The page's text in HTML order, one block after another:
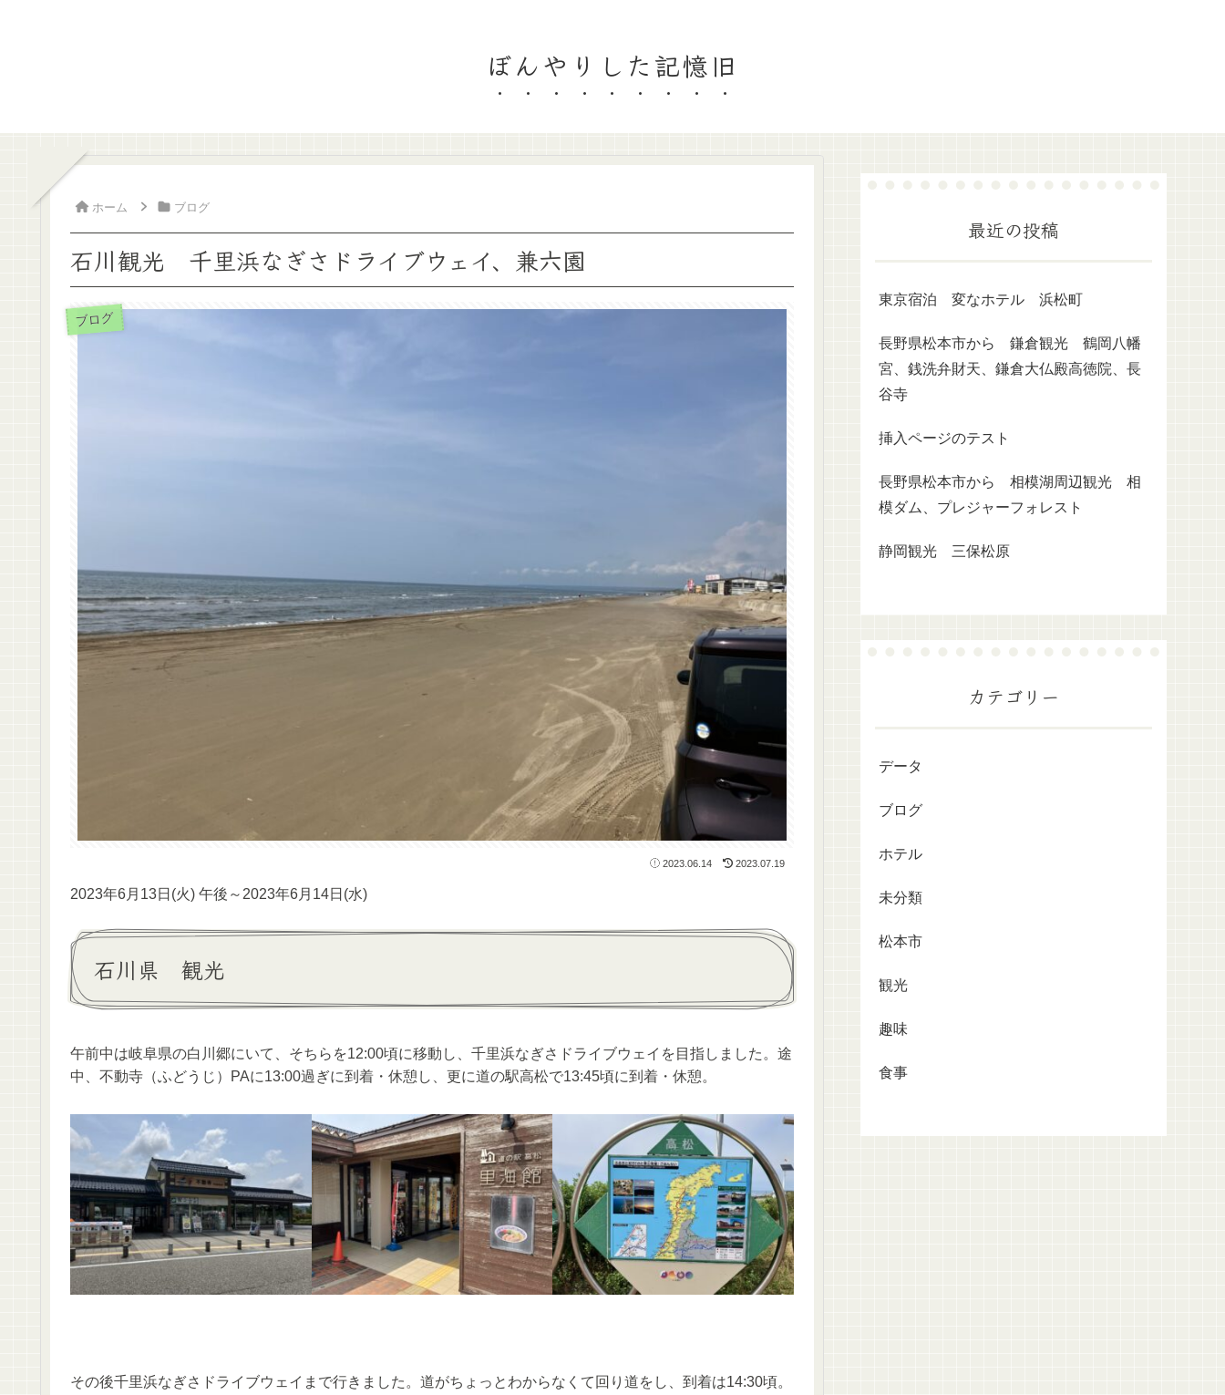
ぼんやりした記憶旧
ホーム ブログ
石川観光 千里浜なぎさドライブウェイ、兼六園
ブログ
2023.06.14 2023.07.19
2023年6月13日(火) 午後～2023年6月14日(水)
石川県 観光
午前中は岐阜県の白川郷にいて、そちらを12:00頃に移動し、千里浜なぎさドライブウェイを目指しました。途
中、不動寺（ふどうじ）PAに13:00過ぎに到着・休憩し、更に道の駅高松で13:45頃に到着・休憩。
その後千里浜なぎさドライブウェイまで行きました。道がちょっとわからなくて回り道をし、到着は14:30頃。
最近の投稿
東京宿泊 変なホテル 浜松町
長野県松本市から 鎌倉観光 鶴岡八幡
宮、銭洗弁財天、鎌倉大仏殿高徳院、長
谷寺
挿入ページのテスト
長野県松本市から 相模湖周辺観光 相
模ダム、プレジャーフォレスト
静岡観光 三保松原
カテゴリー
データ
ブログ
ホテル
未分類
松本市
観光
趣味
食事